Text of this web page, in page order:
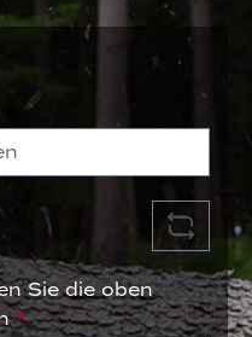
Sie die oben
*